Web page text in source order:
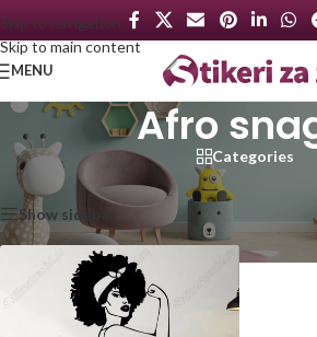
Skip to navigation
Skip to main content
MENU
Afro
Categories
Početna
Proizvod označen „Afro snaga“
Show sidebar